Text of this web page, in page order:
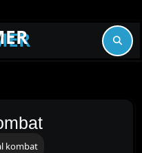
kombat